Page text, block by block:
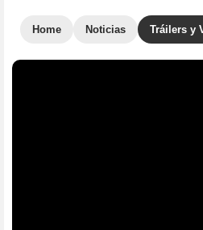
Home Noticias Tráilers y